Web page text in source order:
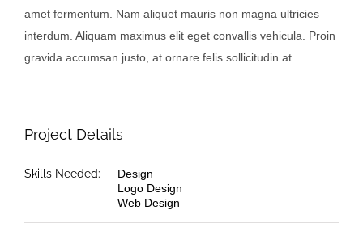
amet fermentum. Nam aliquet mauris non magna ultricies
interdum. Aliquam maximus elit eget convallis vehicula. Proin
gravida accumsan justo, at ornare felis sollicitudin at.
Project Details
Skills Needed:
Design
Logo Design
Web Design